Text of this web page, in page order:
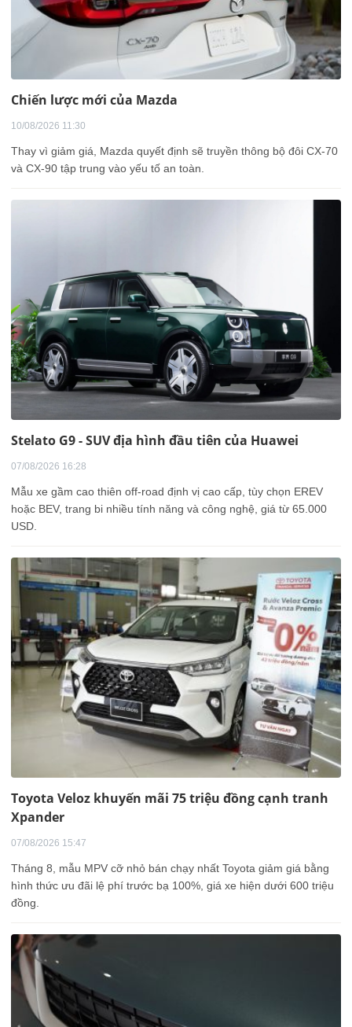
Chiến lược mới của Mazda
10/08/2026 11:30
Thay vì giảm giá, Mazda quyết định sẽ truyền thông bộ đôi CX-70
và CX-90 tập trung vào yếu tố an toàn.
Stelato G9 - SUV địa hình đầu tiên của Huawei
07/08/2026 16:28
Mẫu xe gầm cao thiên off-road định vị cao cấp, tùy chọn EREV
hoặc BEV, trang bi nhiều tính năng và công nghệ, giá từ 65.000
USD.
Toyota Veloz khuyến mãi 75 triệu đồng cạnh tranh
Xpander
07/08/2026 15:47
Tháng 8, mẫu MPV cỡ nhỏ bán chạy nhất Toyota giảm giá bằng
hình thức ưu đãi lệ phí trước bạ 100%, giá xe hiện dưới 600 triệu
đồng.